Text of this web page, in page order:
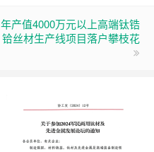
年产值4000万元以上高端钛锆
铪丝材生产线项目落户攀枝花